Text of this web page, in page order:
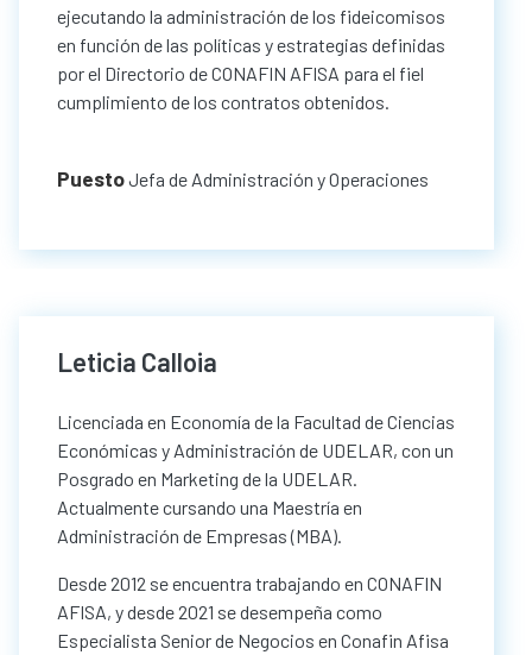
ejecutando la administración de los fideicomisos
en función de las políticas y estrategias definidas
por el Directorio de CONAFIN AFISA para el fiel
cumplimiento de los contratos obtenidos.
PuestoJefa de Administración y Operaciones
Leticia Calloia
Licenciada en Economía de la Facultad de Ciencias
Económicas y Administración de UDELAR, con un
Posgrado en Marketing de la UDELAR.
Actualmente cursando una Maestría en
Administración de Empresas (MBA).
Desde 2012 se encuentra trabajando en CONAFIN
AFISA, y desde 2021 se desempeña como
Especialista Senior de Negocios en Conafin Afisa